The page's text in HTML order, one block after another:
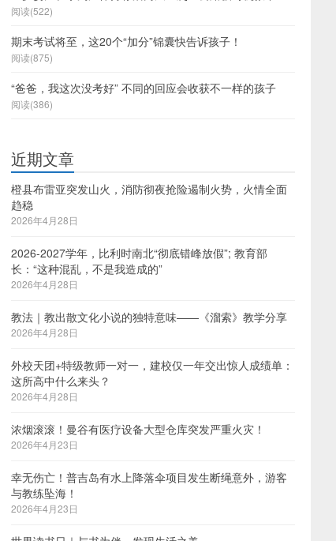
阅读(522)
期末考试将至，这20个“加分”锦囊快告诉孩子！
阅读(875)
“爸爸，我这次没考好” 不同的回应会收获不一样的孩子
阅读(386)
近期文章
橙县布雷亚突发山火，消防彻夜抢险遏制火势，火情全面
趋稳
2026年4月28日
2026-2027学年，比利时南北“彻底错峰放假”; 教育部
长：“这种混乱，不是我造成的”
2026年4月28日
教法｜教出散文化小说的独特意味——《溜索》教学分享
2026年4月28日
外校天团+特级教师一对一，建校仅一年交出惊人成绩单：
这所高中什么来头？
2026年4月28日
浓烟滚滚！曼谷有医疗设备大型仓库突发严重火灾！
2026年4月23日
幸无伤亡！普吉岛有水上降落伞项目发生断绳意外，游客
与教练坠海！
2026年4月23日